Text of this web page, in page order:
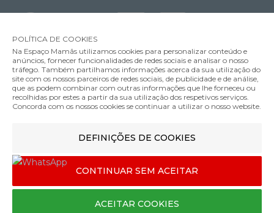
Carrinho Compacto Oxford e Babycoque Pebble 360 Pro 2 Maxi-Cosi
759.98€
Cor Pearl 360
MÉTODOS DE ENVIO
MÉTODOS DE PAGAMENTO
Designed & developed by
©Espaço mamãs. Todos os direitos reservados
POLÍTICA DE COOKIES
Na Espaço Mamãs utilizamos cookies para personalizar conteúdo e
anúncios, fornecer funcionalidades de redes sociais e analisar o nosso
tráfego. Também partilhamos informações acerca da sua utilização do
site com os nossos parceiros de redes sociais, de publicidade e de análise,
que as podem combinar com outras informações que lhe forneceu ou
recolhidas por estes a partir da sua utilização dos respetivos serviços.
Concorda com os nossos cookies se continuar a utilizar o nosso website.
DEFINIÇÕES DE COOKIES
CONTINUAR SEM ACEITAR
ACEITAR COOKIES